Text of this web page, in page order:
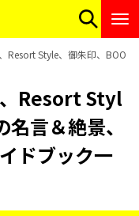
Resort Style、御朱印、
、Resort Styl
言＆絶景、
ドブック一